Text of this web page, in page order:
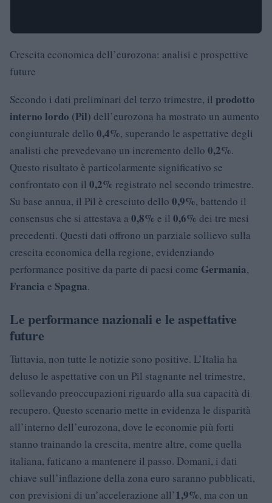
Crescita economica dell’eurozona: analisi e prospettive
future
Secondo i dati preliminari del terzo trimestre, il prodotto
interno lordo (Pil) dell’eurozona ha mostrato un aumento
congiunturale dello 0,4%, superando le aspettative degli
analisti che prevedevano un incremento dello 0,2%.
Questo risultato è particolarmente significativo se
confrontato con il 0,2% registrato nel secondo trimestre.
Su base annua, il Pil è cresciuto dello 0,9%, battendo il
consensus che si attestava a 0,8% e il 0,6% dei tre mesi
precedenti. Questi dati offrono un parziale sollievo sulla
crescita economica della regione, evidenziando
performance positive da parte di paesi come Germania,
Francia e Spagna.
Le performance nazionali e le aspettative
future
Tuttavia, non tutte le notizie sono positive. L’Italia ha
deluso le aspettative con un Pil stagnante nel trimestre,
sollevando preoccupazioni riguardo alla sua capacità di
recupero. Questo scenario mette in evidenza le disparità
all’interno dell’eurozona, dove le economie più forti
stanno trainando la crescita, mentre altre, come quella
italiana, faticano a mantenere il passo. Domani, i dati
chiave sull’inflazione della zona euro saranno pubblicati,
con previsioni di un’accelerazione all’1,9%, ma con un